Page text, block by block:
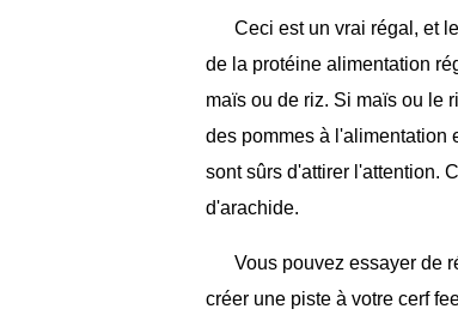
Ceci est un vrai régal, et
de la protéine alimentation
maïs ou de riz. Si maïs ou le
des pommes à l'alimentation
sont sûrs d'attirer l'attention.
d'arachide.
Vous pouvez essayer de
créer une piste à votre cerf